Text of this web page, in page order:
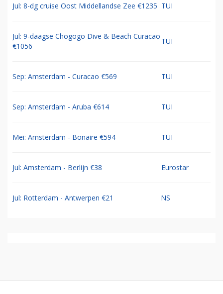
Jul: 8-dg cruise Oost Middellandse Zee €1235 TUI
Jul: 9-daagse Chogogo Dive & Beach Curacao
€1056
TUI
Sep: Amsterdam - Curacao €569 TUI
Sep: Amsterdam - Aruba €614 TUI
Mei: Amsterdam - Bonaire €594 TUI
Jul: Amsterdam - Berlijn €38 Eurostar
Jul: Rotterdam - Antwerpen €21 NS